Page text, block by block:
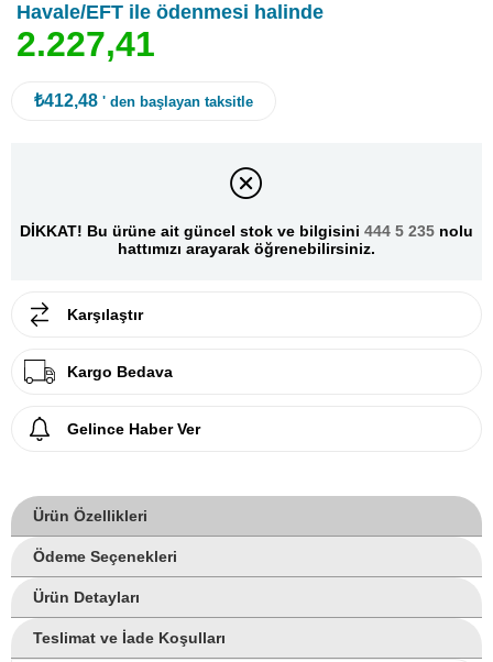
Havale/EFT ile ödenmesi halinde
2.227,41
₺412,48 ' den başlayan taksitle
DİKKAT! Bu ürüne ait güncel stok ve bilgisini 444 5 235 nolu
hattımızı arayarak öğrenebilirsiniz.
Karşılaştır
Kargo Bedava
Gelince Haber Ver
Ürün Özellikleri
Ödeme Seçenekleri
Ürün Detayları
Teslimat ve İade Koşulları